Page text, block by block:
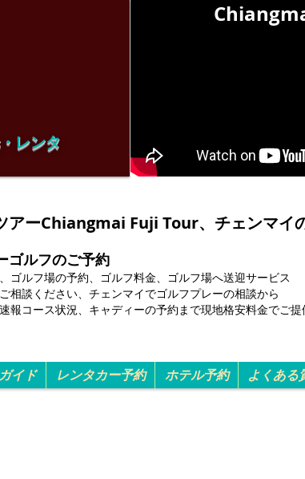
イド レンタカー予約 ホテル予約 よくある
ーChiangmai Fuji Tour、チェンマイ
ゴルフのご予約
ゴルフ場の予約、ゴルフ料金、ゴルフ場へ送迎サービス
相談ください、チェンマイでゴルフプレーの相談から
報コース状況、キャディーの予約まで現地格安料金でご
レンタ